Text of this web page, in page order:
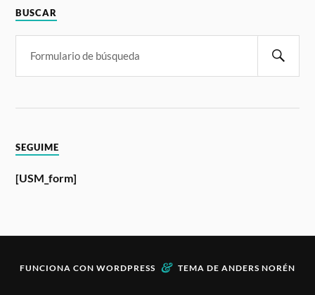
BUSCAR
SEGUIME
[USM_form]
FUNCIONA CON WORDPRESS & TEMA DE ANDERS NORÉN